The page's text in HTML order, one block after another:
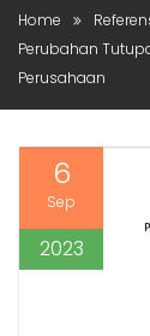
Home
Perubahan
Perusahaan
6
Sep
2023